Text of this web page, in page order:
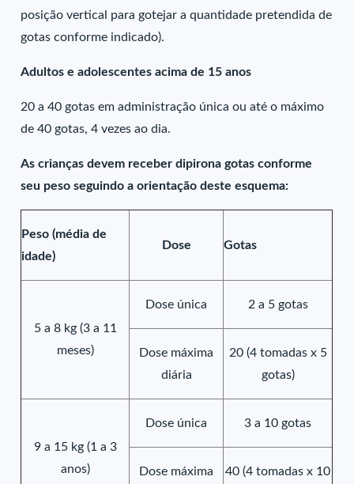
posição vertical para gotejar a quantidade pretendida de
gotas conforme indicado).
Adultos e adolescentes acima de 15 anos
20 a 40 gotas em administração única ou até o máximo
de 40 gotas, 4 vezes ao dia.
As crianças devem receber dipirona gotas conforme
seu peso seguindo a orientação deste esquema:
Peso (média de
idade)
Dose Gotas
5 a 8 kg (3 a 11
meses)
Dose única 2 a 5 gotas
Dose máxima
diária
20 (4 tomadas x 5
gotas)
9 a 15 kg (1 a 3
anos)
Dose única 3 a 10 gotas
Dose máxima 40 (4 tomadas x 10